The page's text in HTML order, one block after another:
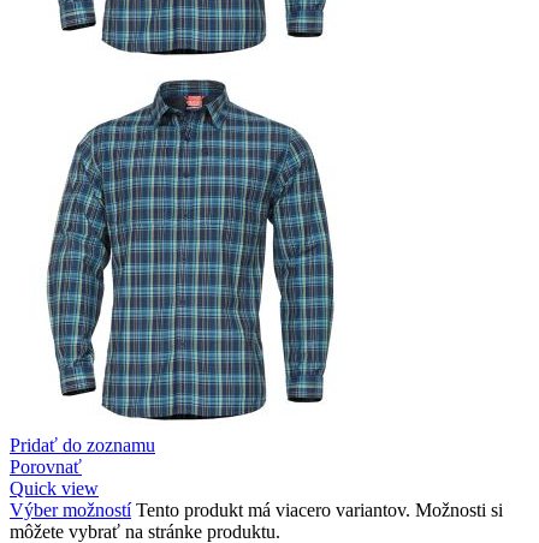
Pridať do zoznamu
Porovnať
Quick view
Výber možností Tento produkt má viacero variantov. Možnosti si
môžete vybrať na stránke produktu.